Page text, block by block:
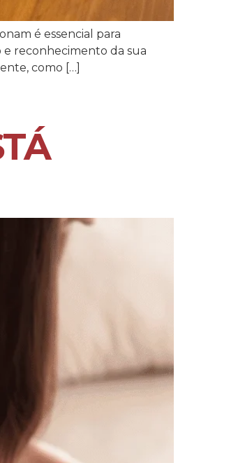
é essencial para
e reconhecimento da sua
como […]